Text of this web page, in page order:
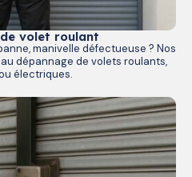
volet roulant
manivelle défectueuse ? Nos
dépannage de volets roulants,
électriques.